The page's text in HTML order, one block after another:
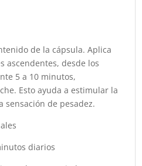
de la cápsula. Aplica
ascendentes, desde los
5 a 10 minutos,
Esto ayuda a estimular la
sensación de pesadez.
diarios